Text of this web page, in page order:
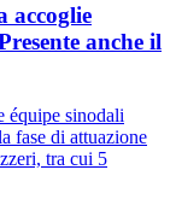
accoglie
anche il
équipe sinodali
fase di attuazione
tra cui 5